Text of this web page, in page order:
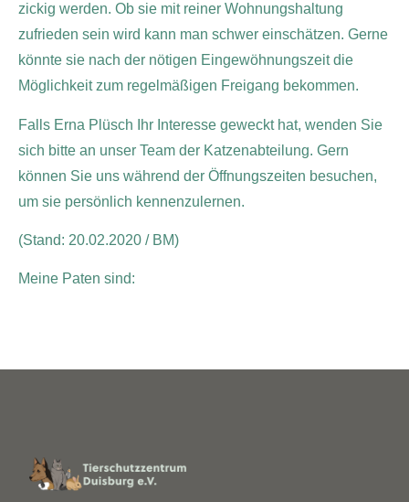
zickig werden. Ob sie mit reiner Wohnungshaltung
zufrieden sein wird kann man schwer einschätzen. Gerne
könnte sie nach der nötigen Eingewöhnungszeit die
Möglichkeit zum regelmäßigen Freigang bekommen.
Falls Erna Plüsch Ihr Interesse geweckt hat, wenden Sie
sich bitte an unser Team der Katzenabteilung. Gern
können Sie uns während der Öffnungszeiten besuchen,
um sie persönlich kennenzulernen.
(Stand: 20.02.2020 / BM)
Meine Paten sind: